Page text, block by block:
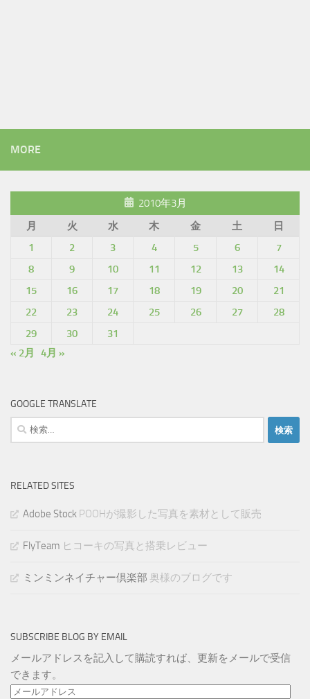
MORE
2010年3月
月
火 水 木 金 土
日
1
2 3 4 5 6
7
8
9 10 11 12 13
14
15
16 17 18 19 20
21
22
23 24 25 26 27
28
29
30
31
« 2月
4月 »
GOOGLE TRANSLATE
検
索:
RELATED SITES
Adobe Stock POOHが撮影した写真を素材として販売
FlyTeam ヒコーキの写真と搭乗レビュー
ミンミンネイチャー倶楽部 奥様のブログです
SUBSCRIBE BLOG BY EMAIL
メールアドレスを記入して購読すれば、更新をメールで受信
できます。
メ